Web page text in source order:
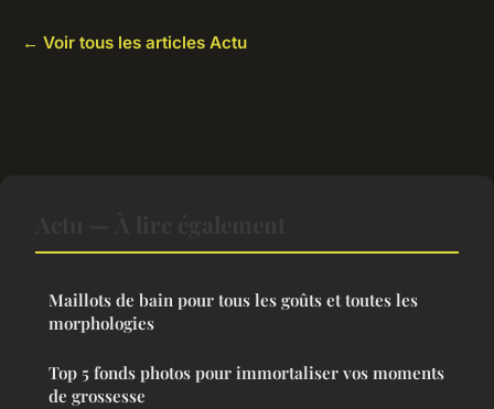
← Voir tous les articles Actu
Maillots de bain pour tous les goûts et toutes les
morphologies
Top 5 fonds photos pour immortaliser vos moments
de grossesse